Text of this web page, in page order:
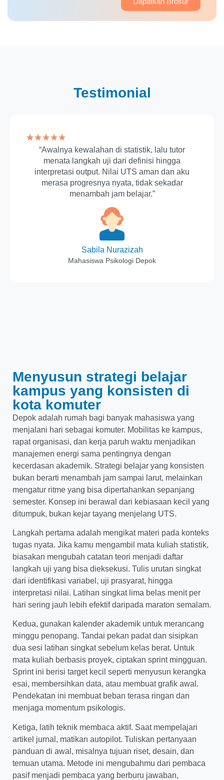
Testimonial
★★★★★
“Awalnya kewalahan di statistik, lalu tutor
menata langkah uji dari definisi hingga
interpretasi output. Nilai UTS aman dan aku
merasa progresnya nyata, tidak sekadar
menambah jam belajar.”
Sabila Nurazizah
Mahasiswa Psikologi Depok
Menyusun strategi belajar
kampus yang konsisten di
kota komuter
Depok adalah rumah bagi banyak mahasiswa yang
menjalani hari sebagai komuter. Mobilitas ke kampus,
rapat organisasi, dan kerja paruh waktu menjadikan
manajemen energi sama pentingnya dengan
kecerdasan akademik. Strategi belajar yang konsisten
bukan berarti menambah jam sampai larut, melainkan
mengatur ritme yang bisa dipertahankan sepanjang
semester. Konsep ini berawal dari kebiasaan kecil yang
ditumpuk, bukan kejar tayang menjelang UTS.
Langkah pertama adalah mengikat materi pada konteks
tugas nyata. Jika kamu mengambil mata kuliah statistik,
biasakan mengubah catatan teori menjadi daftar
langkah uji yang bisa dieksekusi. Tulis urutan singkat
dari identifikasi variabel, uji prasyarat, hingga
interpretasi nilai. Latihan singkat lima belas menit per
hari sering jauh lebih efektif daripada maraton semalam.
Kedua, gunakan kalender akademik untuk merancang
minggu penopang. Tandai pekan padat dan sisipkan
dua sesi latihan singkat sebelum kelas berat. Untuk
mata kuliah berbasis proyek, ciptakan sprint mingguan.
Sprint ini berisi target kecil seperti menyusun kerangka
esai, membersihkan data, atau membuat grafik awal.
Pendekatan ini membuat beban terasa ringan dan
menjaga momentum psikologis.
Ketiga, latih teknik membaca aktif. Saat mempelajari
artikel jurnal, matikan autopilot. Tuliskan pertanyaan
panduan di awal, misalnya tujuan riset, desain, dan
temuan utama. Metode ini mengubahmu dari pembaca
pasif menjadi pembaca yang berburu jawaban,